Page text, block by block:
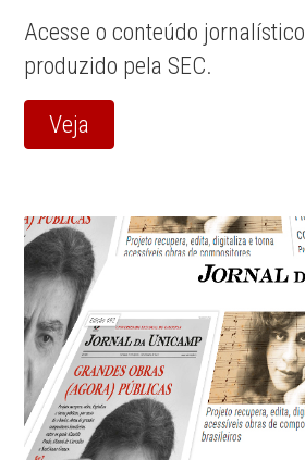
Acesse o conteúdo jornalístico
produzido pela SEC.
Veja